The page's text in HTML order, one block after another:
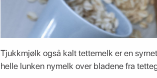
Tjukkmjølk også kalt tettemelk er en
helle lunken nymelk over bladene fra